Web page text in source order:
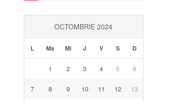
OCTOMBRIE 2024
L Ma Mi J V S D
1 2 3 4 5 6
7 8 9 10 11 12 13